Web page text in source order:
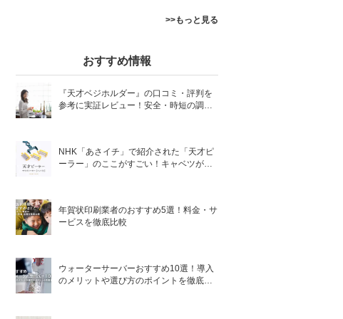
>>もっと見る
おすすめ情報
『天才ベジホルダー』の口コミ・評判を
参考に実証レビュー！安全・時短の調理
NHK「あさイチ」で紹介された「天才ピ
ーラー」のここがすごい！キャベツがほ
年賀状印刷業者のおすすめ5選！料金・サ
ービスを徹底比較
ウォーターサーバーおすすめ10選！導入
のメリットや選び方のポイントを徹底解